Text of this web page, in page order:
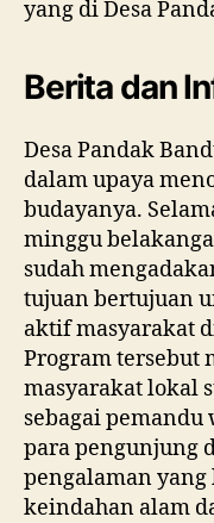
yang di Desa
Berita dan
Desa Pandak
dalam upaya
budayanya.
minggu
sudah
tujuan bertujuan
aktif masyarakat
Program tersebut
masyarakat lokal
sebagai
para pengunjung
pengalaman
keindahan alam